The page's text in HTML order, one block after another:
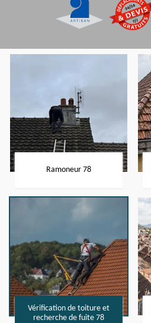
Ramoneur 78
Vérification de toiture et
recherche de fuite 78